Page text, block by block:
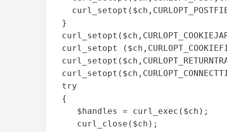
}
curl_setopt
try
{